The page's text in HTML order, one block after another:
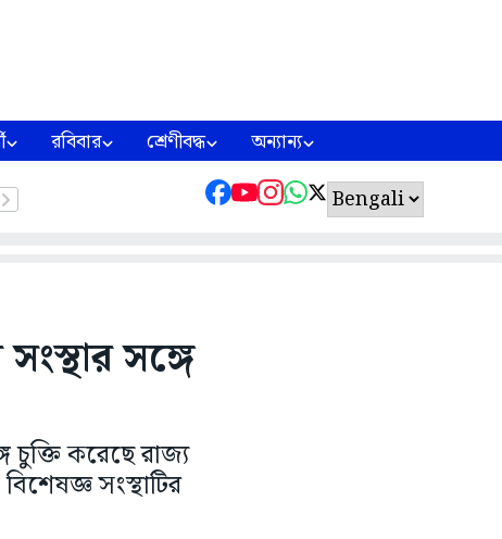
রবিবার শ্রেণীবদ্ধ অন্যান্য
সঙ্গে
চুক্তি করেছে রাজ্য
সংস্থাটির